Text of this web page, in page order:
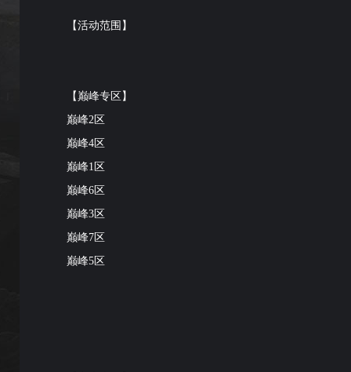
【活动范围】
【巅峰专区】
巅峰2区
巅峰4区
巅峰1区
巅峰6区
巅峰3区
巅峰7区
巅峰5区